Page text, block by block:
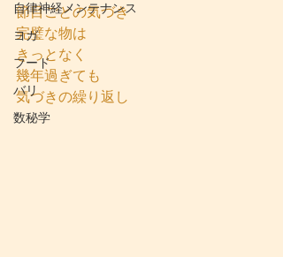
自律神経メンテナンス
ヨガ
フード
バリ
数秘学
節目ごとの気づき
完璧な物は
きっとなく
幾年過ぎても
気づきの繰り返し